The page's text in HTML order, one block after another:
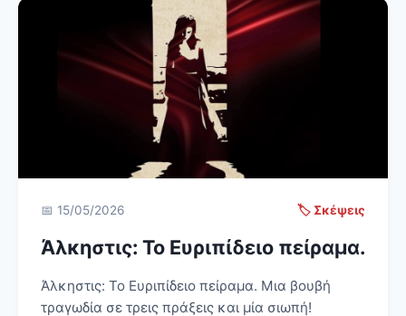
📅 15/05/2026 🏷️ Σκέψεις
Άλκηστις: Το Ευριπίδειο πείραμα.
Άλκηστις: Το Ευριπίδειο πείραμα. Μια βουβή
τραγωδία σε τρεις πράξεις και μία σιωπή!